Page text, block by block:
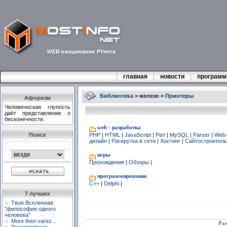
главная новости
Афоризм
Человеческая глупость
даёт представление о
бесконечности.
Поиск
7 лучших
Твоя Вселенная
"философия одного
человека"
More then varez...
Библиотека> железо> Принтеры
web - разработка
PHP | HTML | JavaScript | Perl | MySQL | Parser |
дизайн | Раскрутка в сети | Хостинг |
игры
Прохождения | Обзоры |
программирование
C++ | Delphi |